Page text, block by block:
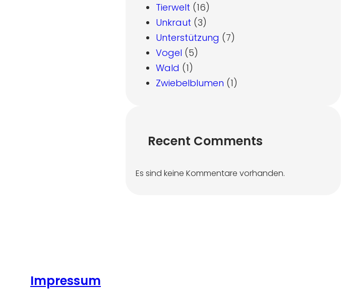
Tierwelt (16)
Unkraut (3)
Unterstützung (7)
Vogel (5)
Wald (1)
Zwiebelblumen (1)
Recent Comments
Es sind keine Kommentare vorhanden.
Impressum